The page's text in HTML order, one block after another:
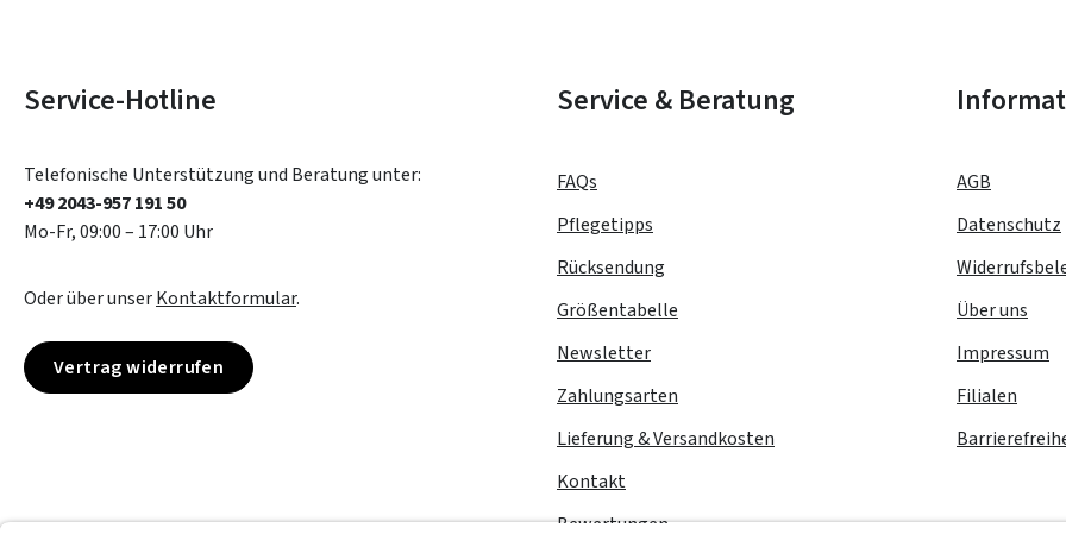
Service-Hotline
Telefonische Unterstützung und Beratung unter:
+49 2043-957 191 50
Mo-Fr, 09:00 – 17:00 Uhr
Oder über unserKontaktformular.
Vertrag widerrufen
Service & Beratung
FAQs
Pflegetipps
Rücksendung
Größentabelle
Newsletter
Zahlungsarten
Lieferung & Versandkosten
Kontakt
Bewertungen
AGB
Datenschutz
Über uns
Impressum
Filialen